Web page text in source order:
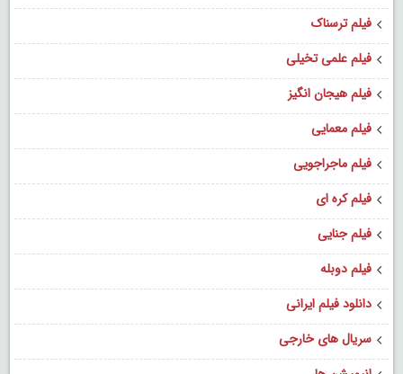
فیلم ترسناک
فیلم علمی تخیلی
فیلم هیجان انگیز
فیلم معمایی
فیلم ماجراجویی
فیلم کره ای
فیلم جنایی
فیلم دوبله
دانلود فیلم ایرانی
سریال های خارجی